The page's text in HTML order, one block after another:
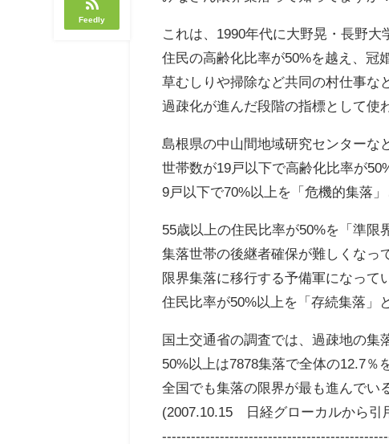
Feedly
これは、1990年代に大野晃・長野大
住民の高齢化比率が50%を越え、冠
草むしりや掃除など共同の村仕事な
過疎化が進んだ段階の指標として使
島根県の中山間地域研究センターな
世帯数が19戸以下で高齢化比率が
9戸以下で70%以上を「危機的集落」
55歳以上の住民比率が50%を「準限
集落世帯の後継者確保が難しくなっ
限界集落に移行する予備軍になって
住民比率が50%以上を「存続集落」
国土交通省の調査では、過疎地の集
50%以上は7878集落で全体の12.7％
全国でも集落の限界が最も進んでい
(2007.10.15 日経グローカルから引